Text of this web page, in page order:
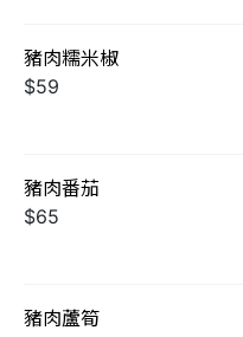
豬肉糯米椒
$59
豬肉番茄
$65
豬肉蘆筍